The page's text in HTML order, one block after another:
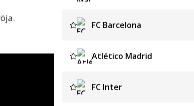
FC Barcelona
Atlético Madrid
FC Inter